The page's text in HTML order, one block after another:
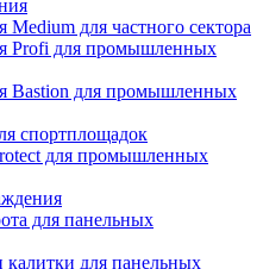
Medium для частного сектора
Profi для промышленных
Bastion для промышленных
спортплощадок
для промышленных
для панельных
калитки для панельных